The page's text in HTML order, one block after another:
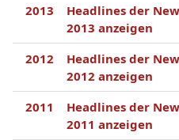
2013
Headlines der
2013 anzeigen
2012
Headlines der
2012 anzeigen
2011
Headlines der
2011 anzeigen